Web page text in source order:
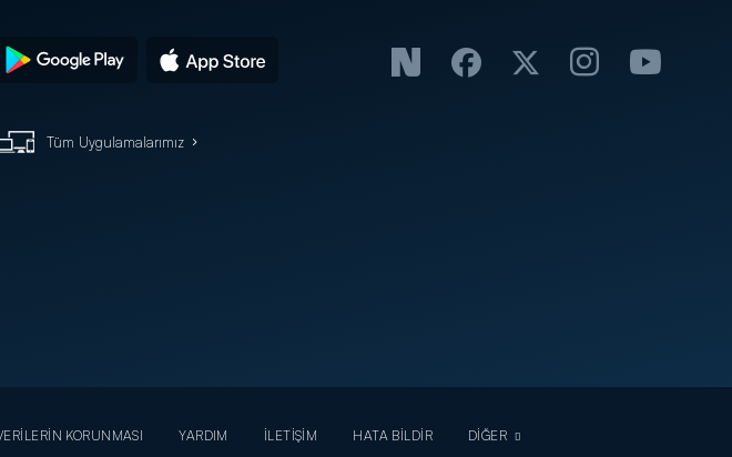
Tüm Uygulamalarımız
KORUNMASI YARDIM İLETİŞİM HATA BİLDİR DİĞER